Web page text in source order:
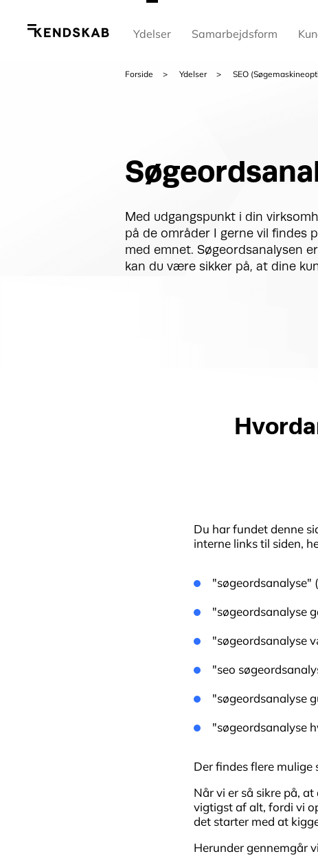
Ydelser Samarbejdsform
Forside Ydelser SEO
Med udgangspunkt i din
på de områder I gerne vil findes
med emnet. Søgeordsanalysen
kan du være sikker på, at dine
Du har fundet denne
interne links til siden,
"søgeordsanalyse"
"søgeordsanalyse
"søgeordsanalyse
"seo
"søgeordsanalyse
"søgeordsanalyse
Der findes flere mulige
Når vi er så sikre på,
vigtigst af alt, fordi vi
det starter med at
Herunder gennemgår